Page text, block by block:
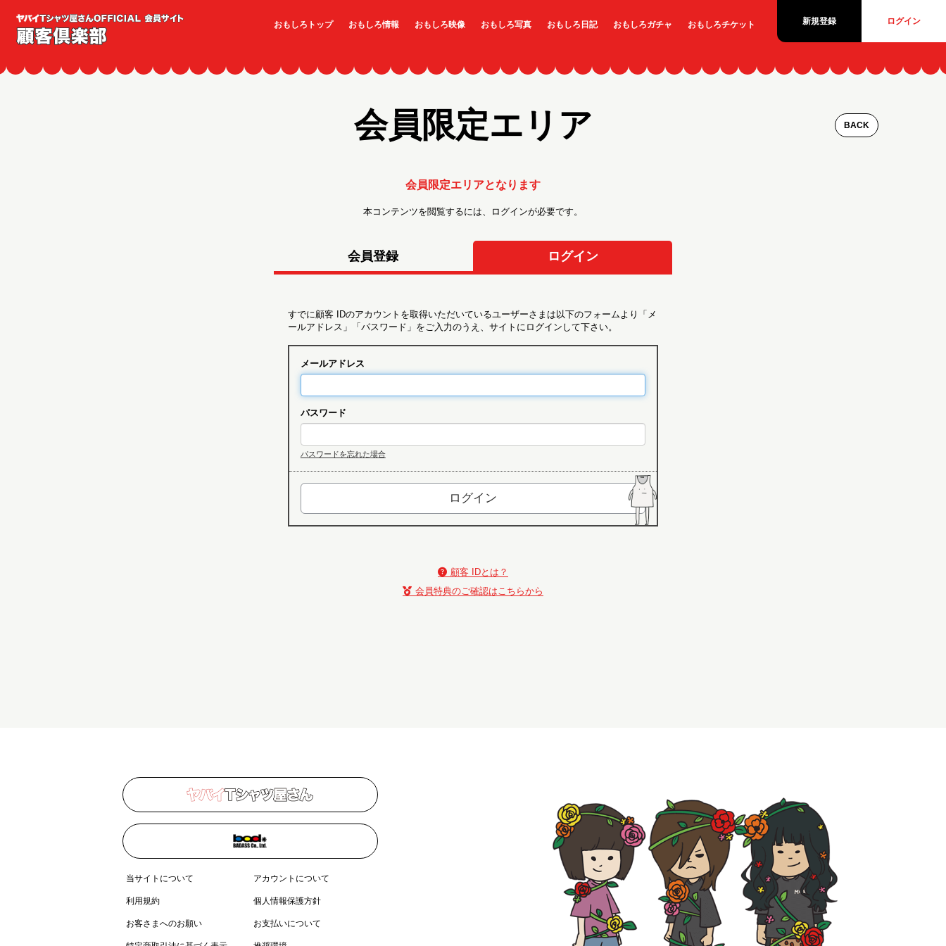
おもしろトップ おもしろ情報 おもしろ映像 おもしろ写真 おもしろ日記 おもしろガチャ おもしろチケット 新規登録 ログイン
会員限定エリア BACK
会員限定エリアとなります
本コンテンツを閲覧するには、ログインが必要です。
会員登録 ログイン
すでに顧客 IDのアカウントを取得いただいているユーザーさまは以下のフォームより「メ
ールアドレス」「パスワード」をご入力のうえ、サイトにログインして下さい。
メールアドレス
パスワード
パスワードを忘れた場合
顧客 IDとは？
会員特典のご確認はこちらから
当サイトについて アカウントについて
利用規約 個人情報保護方針
お客さまへのお願い お支払いについて